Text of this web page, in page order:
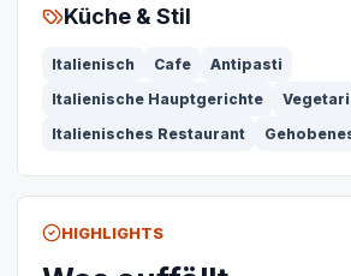
Küche & Stil
Italienisch Cafe
Antipasti
Italienische Hauptgerichte
Italienisches Restaurant
HIGHLIGHTS